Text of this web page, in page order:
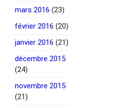
mars 2016 (23)
février 2016 (20)
janvier 2016 (21)
décembre 2015
(24)
novembre 2015
(21)